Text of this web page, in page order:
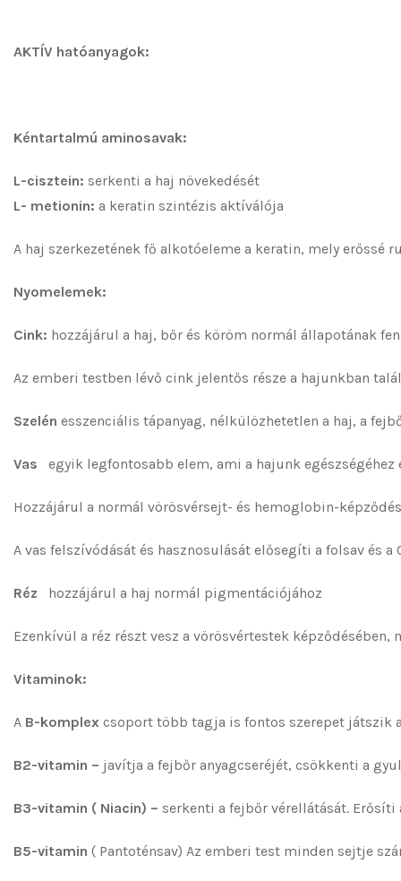
AKTÍV hatóanyagok:
Kéntartalmú aminosavak:
L-cisztein: serkenti a haj növekedését
L- metionin: a keratin szintézis aktíválója
A haj szerkezetének fő alkotóeleme a keratin, mely
Nyomelemek:
Cink: hozzájárul a haj, bőr és köröm normál állapotának
Az emberi testben lévő cink jelentős része a hajunkban
Szelén esszenciális tápanyag, nélkülözhetetlen a haj, a
Vas egyik legfontosabb elem, ami a hajunk
Hozzájárul a normál vörösvérsejt- és hemoglobin-
A vas felszívódását és hasznosulását elősegíti a folsav és
Réz hozzájárul a haj normál pigmentációjához
Ezenkívül a réz részt vesz a vörösvértestek
Vitaminok:
A B-komplex csoport több tagja is fontos szerepet játszik
B2-vitamin – javítja a fejbőr anyagcseréjét, csökkenti a
B3-vitamin ( Niacin) – serkenti a fejbőr vérellátását.
B5-vitamin ( Pantoténsav) Az emberi test minden sejtje